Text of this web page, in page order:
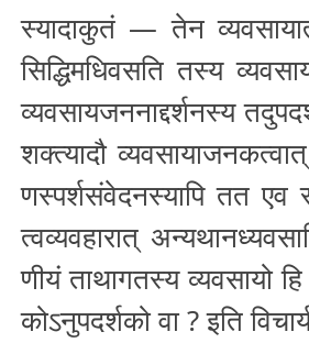
स्या­दा­कु­तं — तेन
सि­द्धि­म­धि­व­स­ति तस्य व्यवसा
व्य­व­सा­य­ज­न­ना­द्द­र्श­न­स्य
श­क्त्या­दौ
ण­स्प­र्श­सं­वे­द­न­स्या­पि तत एव
त्व­व्य­व­हा­रा­त्
णी­यं ता­था­ग­त­स्य व्य­व­सा­यो
को­ऽ­नु­प­द­र्श­को वा ?इति